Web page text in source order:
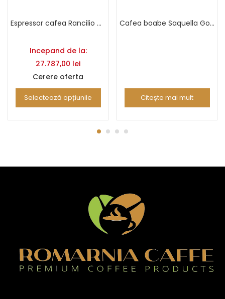
Espressor cafea Rancilio Classe 9 USB
Incepand de la:
27.787,00 lei
Cerere oferta
Selectează opțiunile
Cafea boabe Saquella Gold Selection 3 Kg
Citește mai mult